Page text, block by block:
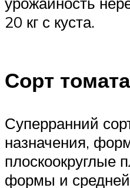
20 кг с куста.
Сорт
Суперранний
назначения,
плоскоокруглые
формы и средней